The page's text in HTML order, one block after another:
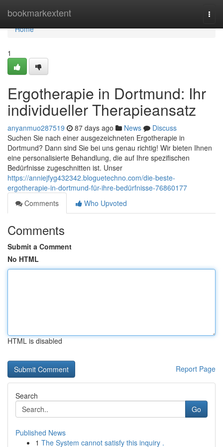
bookmarkextent
Home
Home
1
Ergotherapie in Dortmund: Ihr
individueller Therapieansatz
anyanmuo287519 87 days ago News
Discuss
Suchen Sie nach einer ausgezeichneten Ergotherapie in
Dortmund? Dann sind Sie bei uns genau richtig! Wir bieten Ihnen
eine personalisierte Behandlung, die auf Ihre spezifischen
Bedürfnisse zugeschnitten ist. Unser
https://anniejfyg432342.bloguetechno.com/die-beste-
ergotherapie-in-dortmund-für-ihre-bedürfnisse-76860177
Comments
Who Upvoted
Comments
Submit a Comment
No HTML
HTML is disabled
Report Page
Search
Go
Published News
1 The System cannot satisfy this inquiry .